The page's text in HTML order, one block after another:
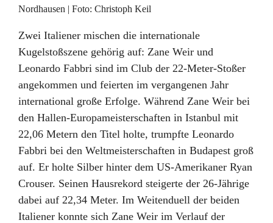
Nordhausen | Foto: Christoph Keil
Zwei Italiener mischen die internationale
Kugelstoßszene gehörig auf: Zane Weir und
Leonardo Fabbri sind im Club der 22-Meter-Stoßer
angekommen und feierten im vergangenen Jahr
international große Erfolge. Während Zane Weir bei
den Hallen-Europameisterschaften in Istanbul mit
22,06 Metern den Titel holte, trumpfte Leonardo
Fabbri bei den Weltmeisterschaften in Budapest groß
auf. Er holte Silber hinter dem US-Amerikaner Ryan
Crouser. Seinen Hausrekord steigerte der 26-Jährige
dabei auf 22,34 Meter. Im Weitenduell der beiden
Italiener konnte sich Zane Weir im Verlauf der